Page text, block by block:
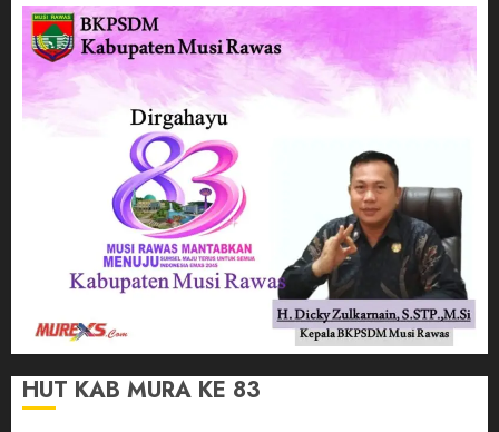
HUT KAB MURA KE 83